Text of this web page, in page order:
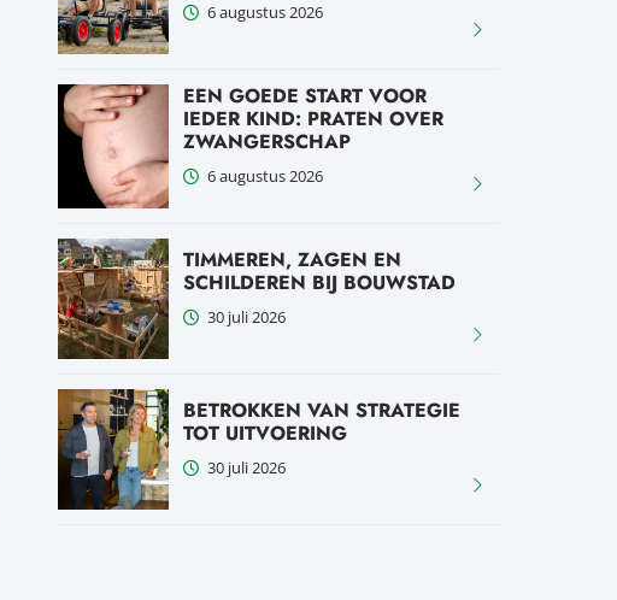
6 augustus 2026
EEN GOEDE START VOOR
IEDER KIND: PRATEN OVER
ZWANGERSCHAP
6 augustus 2026
TIMMEREN, ZAGEN EN
SCHILDEREN BIJ BOUWSTAD
30 juli 2026
BETROKKEN VAN STRATEGIE
TOT UITVOERING
30 juli 2026